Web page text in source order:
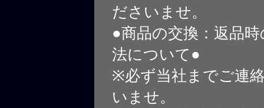
ださいませ。
●商品の交換：返品
法について●
※必ず当社までご連
いませ。